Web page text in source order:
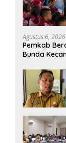
Agustus 6, 2026
Pemkab
Bunda